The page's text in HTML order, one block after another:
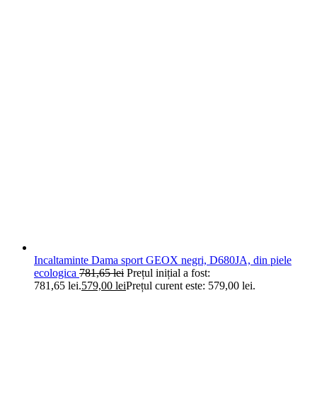
Incaltaminte Dama sport GEOX negri, D680JA, din piele
ecologica 781,65lei Prețul inițial a fost:
781,65 lei.579,00 leiPrețul curent este: 579,00 lei.